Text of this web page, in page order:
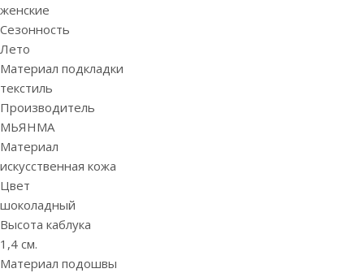
женские
Сезонность
Лето
Материал подкладки
текстиль
Производитель
МЬЯНМА
Материал
искусственная кожа
Цвет
шоколадный
Высота каблука
1,4 см.
Материал подошвы